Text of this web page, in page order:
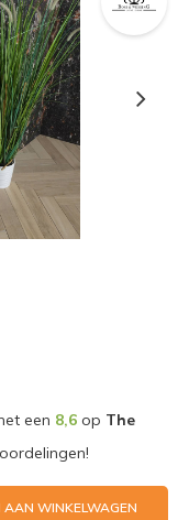
een 8,6op The
AAN WINKELWAGEN